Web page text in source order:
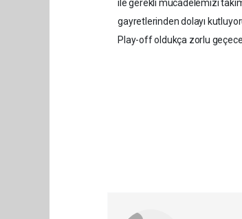
ile gerekli mücadelemizi
gayretlerinden dolayı
Play-off oldukça zorlu